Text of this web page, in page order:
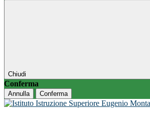
Chiudi
Conferma
Annulla Conferma